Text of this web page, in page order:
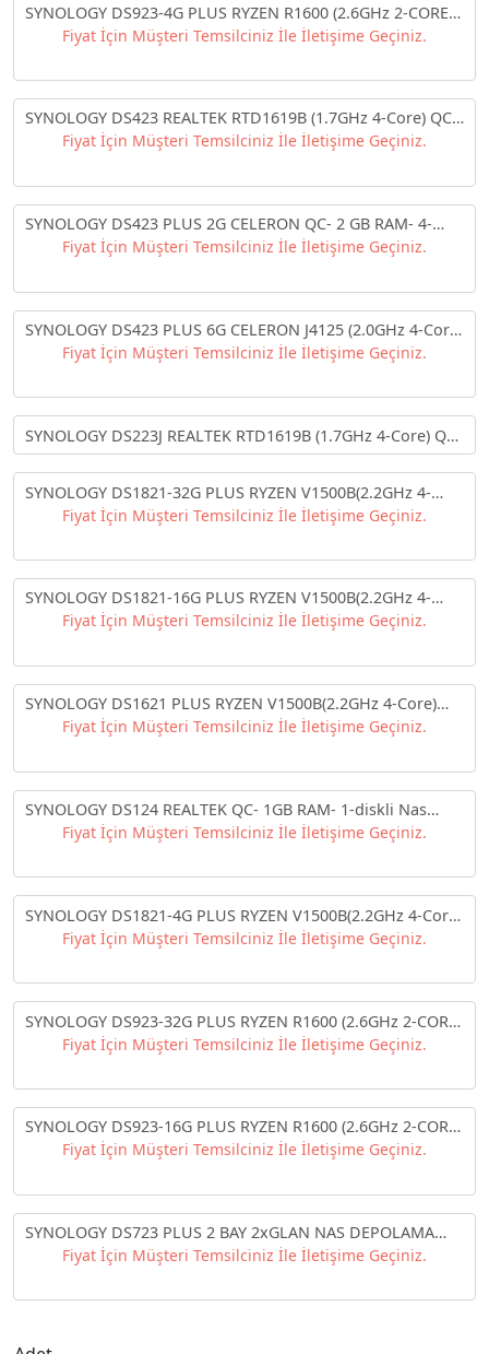
SYNOLOGY DS923-4G PLUS RYZEN R1600 (2.6GHz 2-CORE)
4GB RAM 4x3.5" SATA NAS DEPOLAMA ÜNİTESİ
Fiyat İçin Müşteri Temsilciniz İle İletişime Geçiniz.
SYNOLOGY DS423 REALTEK RTD1619B (1.7GHz 4-Core) QC
2 GB RAM- 4x3.5" SATA NAS DEPOLAMA ÜNİTESİ
Fiyat İçin Müşteri Temsilciniz İle İletişime Geçiniz.
SYNOLOGY DS423 PLUS 2G CELERON QC- 2 GB RAM- 4-
diskli Nas Server (Disksiz)
Fiyat İçin Müşteri Temsilciniz İle İletişime Geçiniz.
SYNOLOGY DS423 PLUS 6G CELERON J4125 (2.0GHz 4-Core)
QC 6GB RAM- 4x3.5" SATA NAS DEPOLAMA ÜNİTESİ
Fiyat İçin Müşteri Temsilciniz İle İletişime Geçiniz.
SYNOLOGY DS223J REALTEK RTD1619B (1.7GHz 4-Core) QC
1GB RAM- 2x3.5" SATA NAS DEPOLAMA ÜNİTESİ
SYNOLOGY DS1821-32G PLUS RYZEN V1500B(2.2GHz 4-
Core) 32GB RAM 8x3.5" SATA RACK NAS DEPOLAMA
Fiyat İçin Müşteri Temsilciniz İle İletişime Geçiniz.
SYNOLOGY DS1821-16G PLUS RYZEN V1500B(2.2GHz 4-
Core) 16GB RAM 8x3.5" SATA RACK NAS DEPOLAMA
Fiyat İçin Müşteri Temsilciniz İle İletişime Geçiniz.
SYNOLOGY DS1621 PLUS RYZEN V1500B(2.2GHz 4-Core)
4GB RAM 6x3.5" SATA TOWER NAS DEPOLAMA ÜNİTESİ
Fiyat İçin Müşteri Temsilciniz İle İletişime Geçiniz.
SYNOLOGY DS124 REALTEK QC- 1GB RAM- 1-diskli Nas
Server (Disksiz)
Fiyat İçin Müşteri Temsilciniz İle İletişime Geçiniz.
SYNOLOGY DS1821-4G PLUS RYZEN V1500B(2.2GHz 4-Core)
4GB RAM 8x3.5" SATA RACK NAS DEPOLAMA ÜNİTESİ
Fiyat İçin Müşteri Temsilciniz İle İletişime Geçiniz.
SYNOLOGY DS923-32G PLUS RYZEN R1600 (2.6GHz 2-CORE)
32GB RAM 4x3.5" SATA NAS DEPOLAMA ÜNİTESİ
Fiyat İçin Müşteri Temsilciniz İle İletişime Geçiniz.
SYNOLOGY DS923-16G PLUS RYZEN R1600 (2.6GHz 2-CORE)
16GB RAM 4x3.5" SATA NAS DEPOLAMA ÜNİTESİ
Fiyat İçin Müşteri Temsilciniz İle İletişime Geçiniz.
SYNOLOGY DS723 PLUS 2 BAY 2xGLAN NAS DEPOLAMA
ÜNİTESİFiyat İçin Müşteri Temsilciniz İle İletişime Geçiniz.